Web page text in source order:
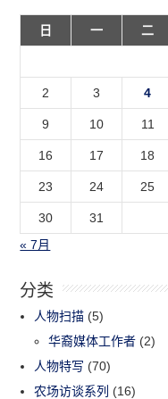
日
一 二
2 3 4
9 10 11
16 17 18
23 24 25
30
31
« 7月
分类
人物扫描 (5)
华裔媒体工作者 (2)
人物特写 (70)
农场访谈系列 (16)